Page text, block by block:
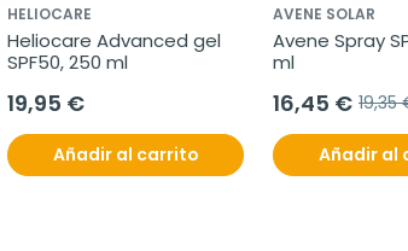
HELIOCARE
Heliocare Advanced gel
SPF50, 250 ml
19,95 €
Añadir al carrito
AVENE SOLAR
Avene Spray
ml
16,45 € 19,35
Añadir al